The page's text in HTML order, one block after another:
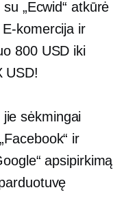
„Ecwid“ atkūrė
E-komercija ir
800 USD iki
USD!
sėkmingai
ir
apsipirkimą